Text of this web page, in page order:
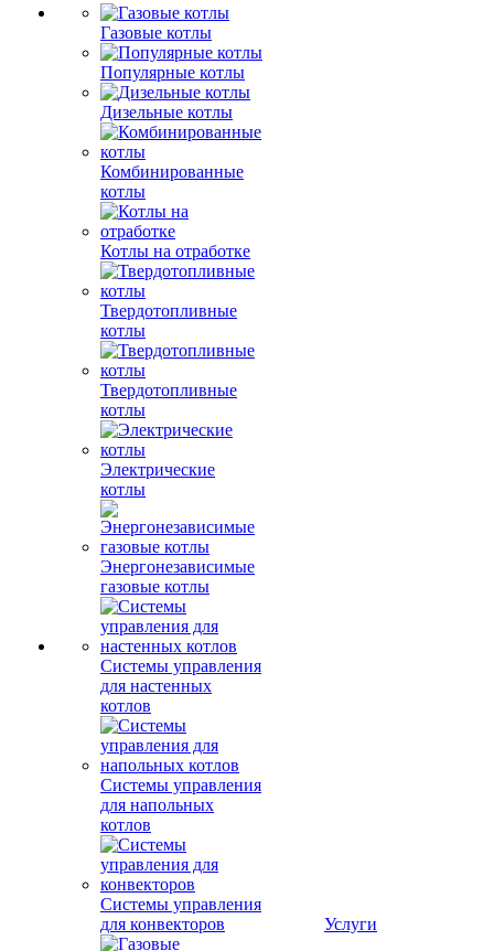
Газовые котлы
Популярные котлы
Дизельные котлы
Комбинированные
котлы
Котлы на отработке
Твердотопливные
котлы
Твердотопливные
котлы
Электрические
котлы
Энергонезависимые
газовые котлы
Системы управления
для настенных
котлов
Системы управления
для напольных
котлов
Системы управления
для конвекторов
Услуги